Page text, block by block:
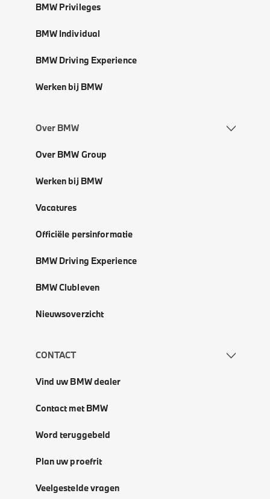
BMW Privileges
BMW Individual
BMW Driving Experience
Werken bij BMW
Over BMW
Over BMW Group
Werken bij BMW
Vacatures
Officiële persinformatie
BMW Driving Experience
BMW Clubleven
Nieuwsoverzicht
CONTACT
Vind uw BMW dealer
Contact met BMW
Word teruggebeld
Plan uw proefrit
Veelgestelde vragen